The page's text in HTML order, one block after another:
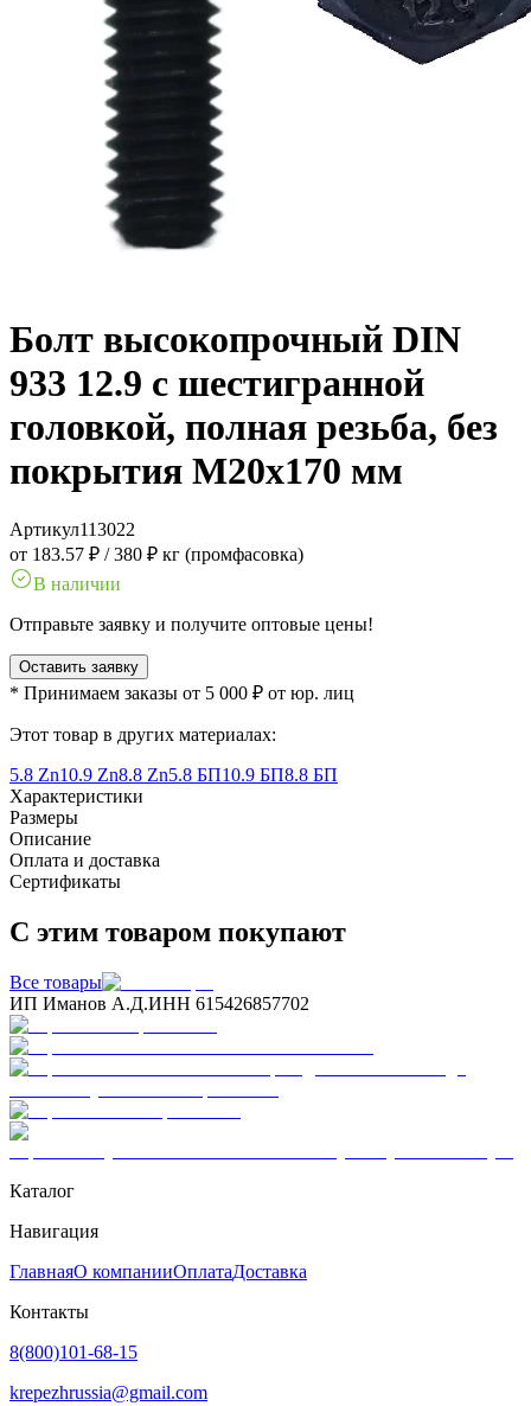
Болт высокопрочный DIN
933 12.9 с шестигранной
головкой, полная резьба, без
покрытия M20x170 мм
Артикул113022
от 183.57 ₽ /380 ₽ кг (промфасовка)
В наличии
Отправьте заявку и получите оптовые цены!
Оставить заявку
* Принимаем заказы от 5 000 ₽ от юр. лиц
Этот товар в других материалах:
5.8 Zn10.9 Zn8.8 Zn5.8 БП10.9 БП8.8 БП
Характеристики
Размеры
Описание
Оплата и доставка
Сертификаты
С этим товаром покупают
Все товары
ИП Иманов А.Д.ИНН 615426857702
Каталог
Навигация
ГлавнаяО компанииОплатаДоставка
Контакты
8(800)101-68-15
krepezhrussia@gmail.com